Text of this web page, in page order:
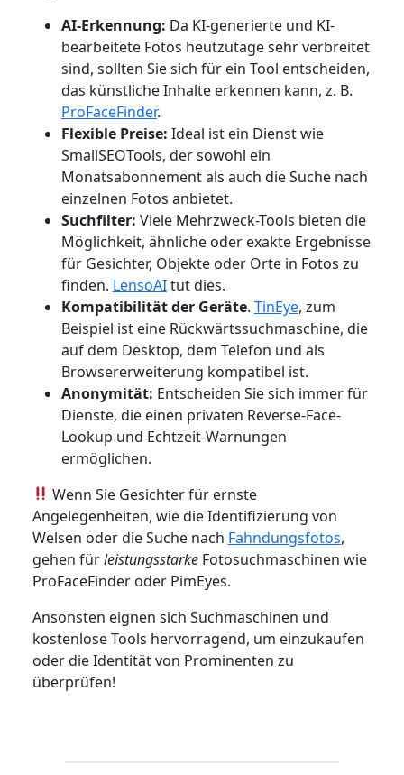
AI-Erkennung: Da KI-generierte und KI-
bearbeitete Fotos heutzutage sehr verbreitet
sind, sollten Sie sich für ein Tool entscheiden,
das künstliche Inhalte erkennen kann, z. B.
ProFaceFinder.
Flexible Preise: Ideal ist ein Dienst wie
SmallSEOTools, der sowohl ein
Monatsabonnement als auch die Suche nach
einzelnen Fotos anbietet.
Suchfilter: Viele Mehrzweck-Tools bieten die
Möglichkeit, ähnliche oder exakte Ergebnisse
für Gesichter, Objekte oder Orte in Fotos zu
finden. LensoAItut dies.
Kompatibilität der Geräte. TinEye, zum
Beispiel ist eine Rückwärtssuchmaschine, die
auf dem Desktop, dem Telefon und als
Browsererweiterung kompatibel ist.
Anonymität: Entscheiden Sie sich immer für
Dienste, die einen privaten Reverse-Face-
Lookup und Echtzeit-Warnungen
ermöglichen.
Wenn Sie Gesichter für ernste
Angelegenheiten, wie die Identifizierung von
Welsen oder die Suche nach Fahndungsfotos,
gehen fürleistungsstarke Fotosuchmaschinen wie
ProFaceFinder oder PimEyes.
Ansonsten eignen sich Suchmaschinen und
kostenlose Tools hervorragend, um einzukaufen
oder die Identität von Prominenten zu
überprüfen!